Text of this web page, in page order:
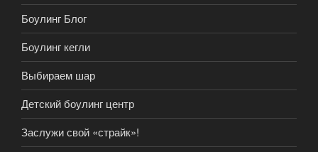
Боулинг Блог
Боулинг кегли
Выбираем шар
Детский боулинг центр
Заслужи свой «страйк»!